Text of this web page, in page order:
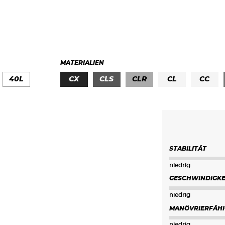
40L
MATERIALIEN
CX CLS CLR CL CC
STABILITÄT
niedrig
niedrig